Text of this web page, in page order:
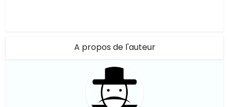
A propos de l'auteur